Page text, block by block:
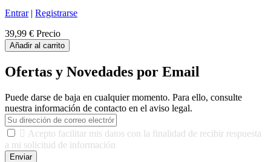
Entrar| Registrarse
39,99 € Precio
Añadir al carrito
Ofertas y Novedades por Email
Puede darse de baja en cualquier momento. Para ello, consulte
nuestra información de contacto en el aviso legal.
 Acepto facilitar mis datos con la finalidad de recibir respuesta
a mi solicitud de información
Enviar